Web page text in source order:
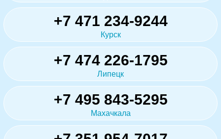
+7 471 234-9244
Курск
+7 474 226-1795
Липецк
+7 495 843-5295
Махачкала